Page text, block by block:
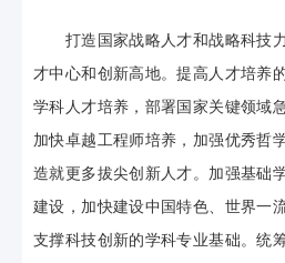
打造国家战略人才和战略科技力
才中心和创新高地。提高人才培养
学科人才培养，部署国家关键领域
加快卓越工程师培养，加强优秀哲
造就更多拔尖创新人才。加强基础
建设，加快建设中国特色、世界一
支撑科技创新的学科专业基础。统